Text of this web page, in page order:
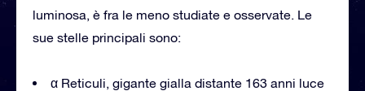
luminosa, è fra le meno studiate e osservate. Le
sue stelle principali sono:
α Reticuli, gigante gialla distante 163 anni luce